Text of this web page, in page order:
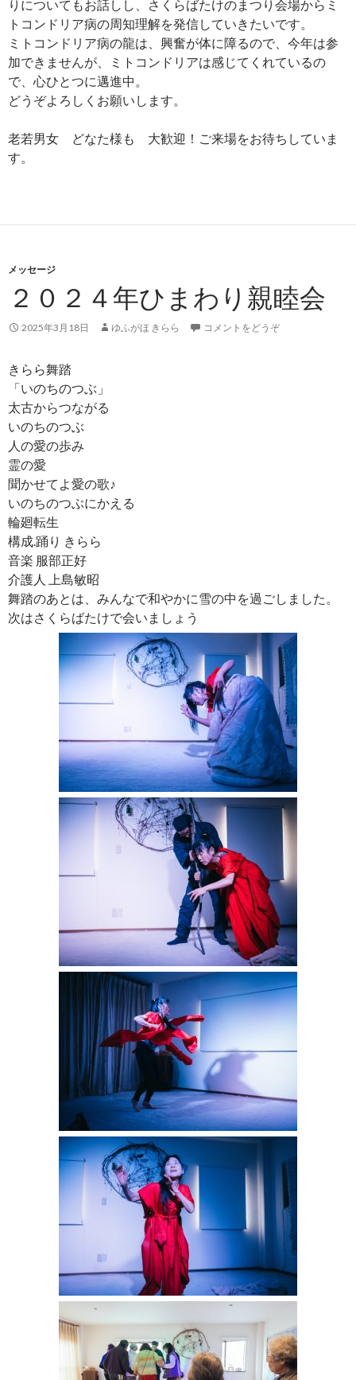
りについてもお話しし、さくらばたけのまつり会場からミ
トコンドリア病の周知理解を発信していきたいです。
ミトコンドリア病の龍は、興奮が体に障るので、今年は参
加できませんが、ミトコンドリアは感じてくれているの
で、心ひとつに邁進中。
どうぞよろしくお願いします。
老若男女 どなた様も 大歓迎！ご来場をお待ちしていま
す。
メッセージ
２０２４年ひまわり親睦会
2025年3月18日 ゆふがほ きらら コメントをどうぞ
きらら舞踏
「いのちのつぶ」
太古からつながる
いのちのつぶ
人の愛の歩み
霊の愛
聞かせてよ愛の歌♪
いのちのつぶにかえる
輪廻転生
構成.踊り きらら
音楽 服部正好
介護人 上島敏昭
舞踏のあとは、みんなで和やかに雪の中を過ごしました。
次はさくらばたけで会いましょう